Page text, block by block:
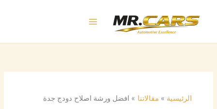
المحتوى
الرئيسية مقالاتنا افضل ورشة اصلاح دودج جدة